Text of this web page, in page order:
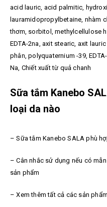
acid lauric, acid palmitic,
lauramidopropylbetaine, nhàm
thơm, sorbitol, methylcellulose
EDTA-2na, axit stearic, axit
phân, polyquaternium -39,
Na, Chiết xuất từ ​​quả chanh
Sữa tắm Kanebo
loại da nào
–Sữa tắm Kanebo SALA phù
– Cân nhắc sử dụng nếu có
sản phẩm
– Xem thêm tất cả các sản phẩm